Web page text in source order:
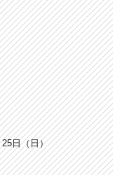
日（日）